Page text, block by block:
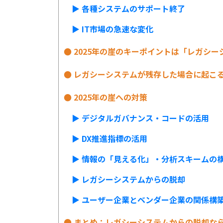
▶︎ 各種システムのサポート終了
▶︎ IT市場の急速な変化
● 2025年の崖のキーポイントは「レガシー
● レガシーシステムが残存した場合に起こ
● 2025年の崖への対策
▶︎ デジタルガバナンス・コードの活用
▶︎ DX推進指標の活用
▶︎ 情報の「見える化」・分析スキームの
▶︎ レガシーシステムからの脱却
▶︎ ユーザー企業とベンダー企業の関係構